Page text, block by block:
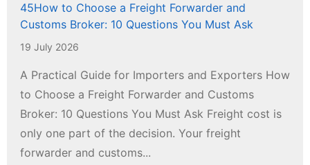
45How to Choose a Freight Forwarder and
Customs Broker: 10 Questions You Must Ask
19 July 2026
A Practical Guide for Importers and Exporters How
to Choose a Freight Forwarder and Customs
Broker: 10 Questions You Must Ask Freight cost is
only one part of the decision. Your freight
forwarder and customs...